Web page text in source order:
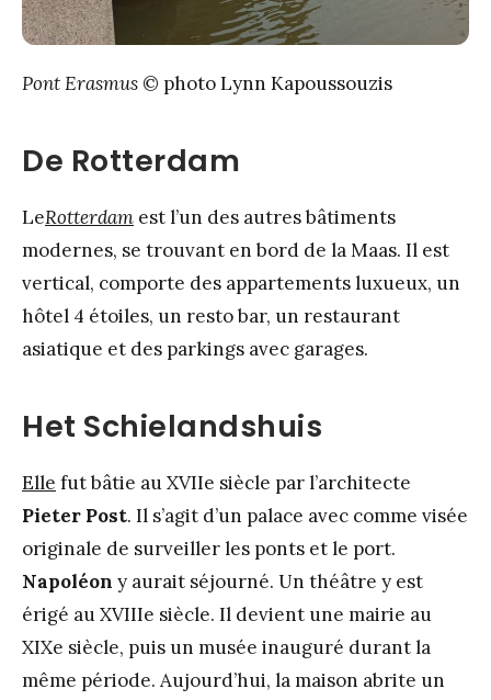
Pont Erasmus © photo Lynn Kapoussouzis
De Rotterdam
LeRotterdam est l’un des autres bâtiments
modernes, se trouvant en bord de la Maas. Il est
vertical, comporte des appartements luxueux, un
hôtel 4 étoiles, un resto bar, un restaurant
asiatique et des parkings avec garages.
Het Schielandshuis
Elle fut bâtie au XVIIe siècle par l’architecte
Pieter Post. Il s’agit d’un palace avec comme visée
originale de surveiller les ponts et le port.
Napoléon y aurait séjourné. Un théâtre y est
érigé au XVIIIe siècle. Il devient une mairie au
XIXe siècle, puis un musée inauguré durant la
même période. Aujourd’hui, la maison abrite un